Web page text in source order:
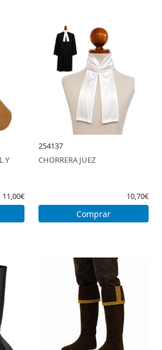
Y
11,00€
254137
CHORRERA JUEZ
10,70€
Comprar